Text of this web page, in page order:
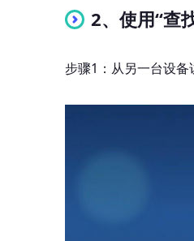
2、使用“查
步骤1：从另一台设